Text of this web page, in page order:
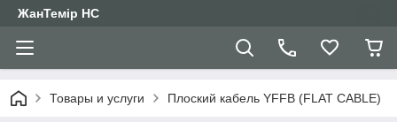
ЖанТемір НС
Товары и услуги Плоский кабель YFFB (FLAT CABLE)